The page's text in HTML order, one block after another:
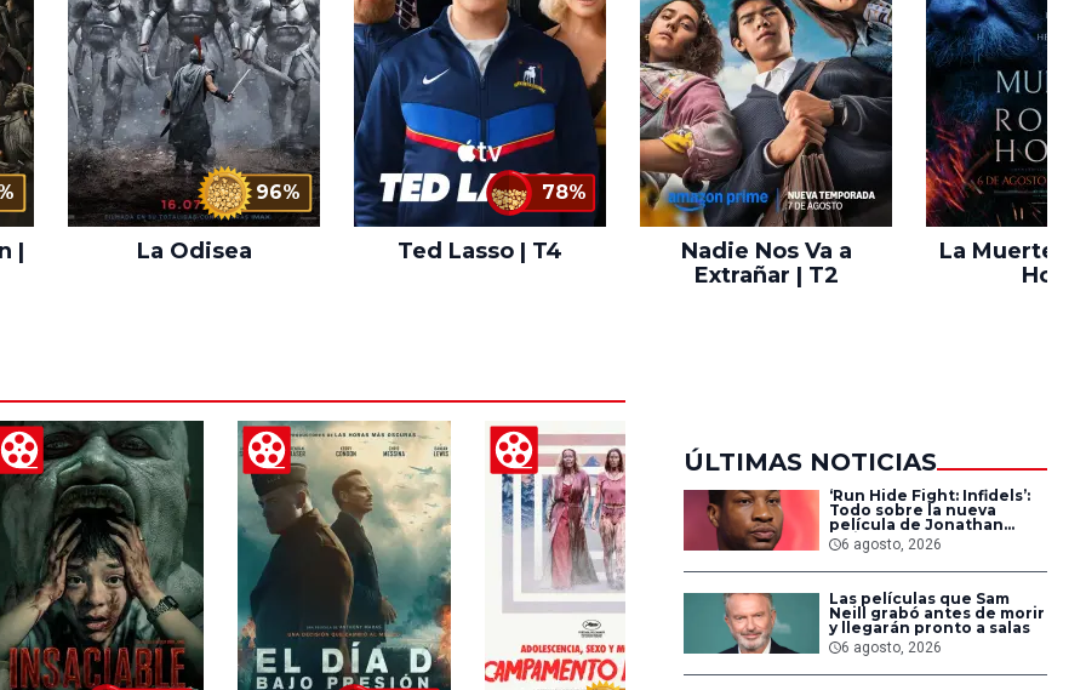
|
96%
La Odisea
78%
Ted Lasso | T4
Nadie Nos Va a
Extrañar | T2
La Muerte
Hood
ÚLTIMAS NOTICIAS
‘Run Hide Fight: Infidels’:
Todo sobre la nueva
película de Jonathan
Majors en la que lucha
contra islamistas
radicales
6 agosto, 2026
Las películas que Sam
Neill grabó antes de morir
y llegarán pronto a salas
6 agosto, 2026